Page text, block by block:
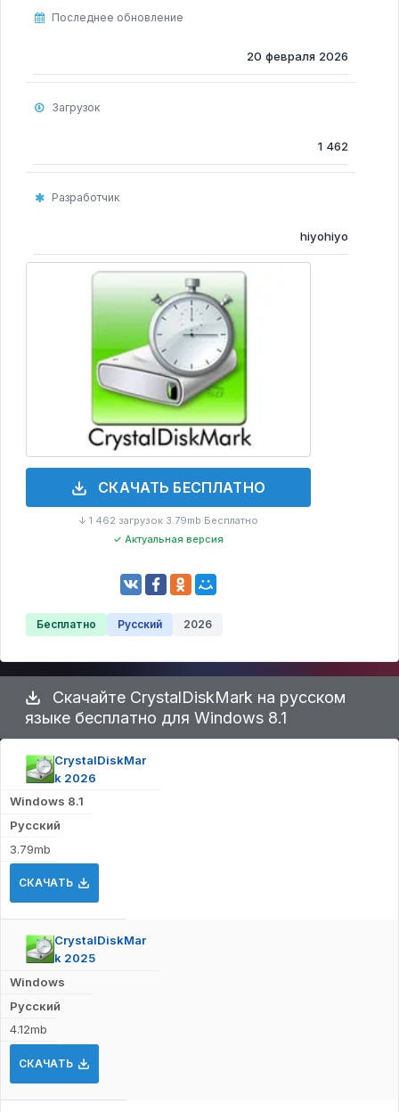
Программы для очистки компьютера
Последнее обновление
20 февраля 2026
Загрузок
1 462
Разработчик
hiyohiyo
СКАЧАТЬ БЕСПЛАТНО
↓ 1 462 загрузок·3.79mb·Бесплатно
✓ Актуальная версия
Бесплатно Русский 2026
Скачайте CrystalDiskMark на русском
языке бесплатно для Windows 8.1
CrystalDiskMar
k 2026
Windows 8.1
Русский
3.79mb
СКАЧАТЬ
CrystalDiskMar
k 2025
Windows
Русский
4.12mb
СКАЧАТЬ